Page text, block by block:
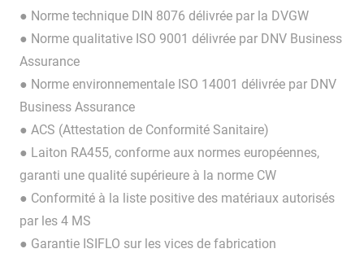
● Norme technique DIN 8076 délivrée par la DVGW
● Norme qualitative ISO 9001 délivrée par DNV Business
Assurance
● Norme environnementale ISO 14001 délivrée par DNV
Business Assurance
● ACS (Attestation de Conformité Sanitaire)
● Laiton RA455, conforme aux normes européennes,
garanti une qualité supérieure à la norme CW
● Conformité à la liste positive des matériaux autorisés
par les 4 MS
● Garantie ISIFLO sur les vices de fabrication